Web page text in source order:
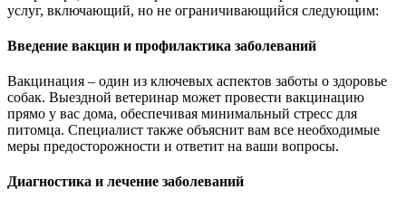
услуг, включающий, но не ограничивающийся следующим:
Введение вакцин и профилактика заболеваний
Вакцинация – один из ключевых аспектов заботы о здоровье
собак. Выездной ветеринар может провести вакцинацию
прямо у вас дома, обеспечивая минимальный стресс для
питомца. Специалист также объяснит вам все необходимые
меры предосторожности и ответит на ваши вопросы.
Диагностика и лечение заболеваний